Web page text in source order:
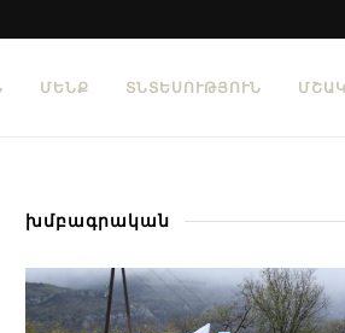
ՄԵՆՔ ՏՆՏԵՍՈՒԹՅՈՒՆ
խմբագրական